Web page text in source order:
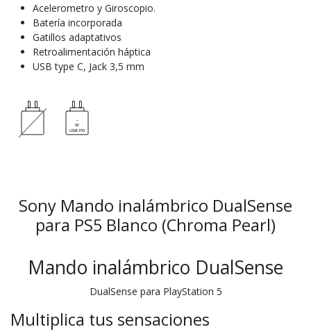
Acelerometro y Giroscopio.
Batería incorporada
Gatillos adaptativos
Retroalimentación háptica
USB type C, Jack 3,5 mm
Sony Mando inalámbrico DualSense
para PS5 Blanco (Chroma Pearl)
Mando inalámbrico DualSense
DualSense para PlayStation 5
Multiplica tus sensaciones